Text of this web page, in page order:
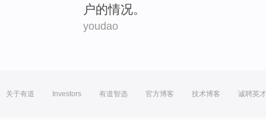
户的情况。
youdao
关于有道 Investors 有道智选 官方博客 技术博客 诚聘英才